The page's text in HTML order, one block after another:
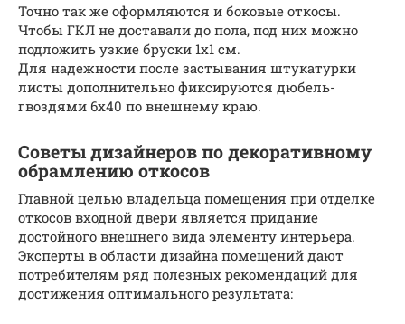
Точно так же оформляются и боковые откосы.
Чтобы ГКЛ не доставали до пола, под них можно
подложить узкие бруски 1х1 см.
Для надежности после застывания штукатурки
листы дополнительно фиксируются дюбель-
гвоздями 6х40 по внешнему краю.
Советы дизайнеров по декоративному
обрамлению откосов
Главной целью владельца помещения при отделке
откосов входной двери является придание
достойного внешнего вида элементу интерьера.
Эксперты в области дизайна помещений дают
потребителям ряд полезных рекомендаций для
достижения оптимального результата: